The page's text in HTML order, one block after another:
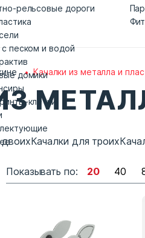
рельсовые дороги
песком и водой
домики
клетки
Качалки из металла и
Качалки для троих
Показывать по: 20 40